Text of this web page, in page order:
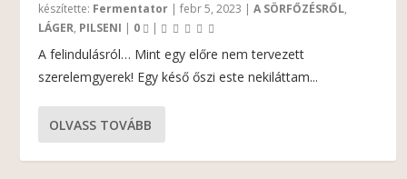
készítette: Fermentator |febr 5, 2023 |A SÖRFŐZÉSRŐL,
LÁGER, PILSENI | 0 |
A felindulásról… Mint egy előre nem tervezett
szerelemgyerek! Egy késő őszi este nekiláttam...
OLVASS TOVÁBB